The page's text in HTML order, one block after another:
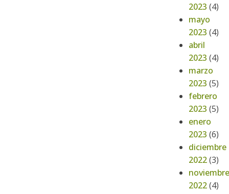
2023 (4)
mayo
2023 (4)
abril
2023 (4)
marzo
2023 (5)
febrero
2023 (5)
enero
2023 (6)
diciembre
2022(3)
noviembre
2022(4)